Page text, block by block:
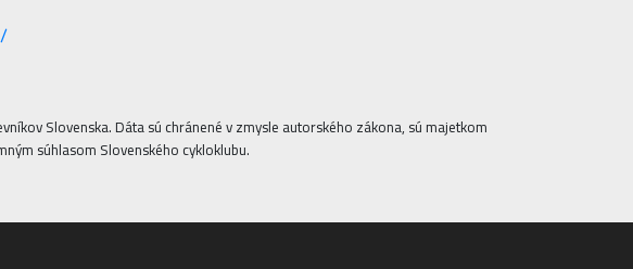
Slovenska. Dáta sú chránené v zmysle autorského zákona, sú majetkom
súhlasom Slovenského cykloklubu.